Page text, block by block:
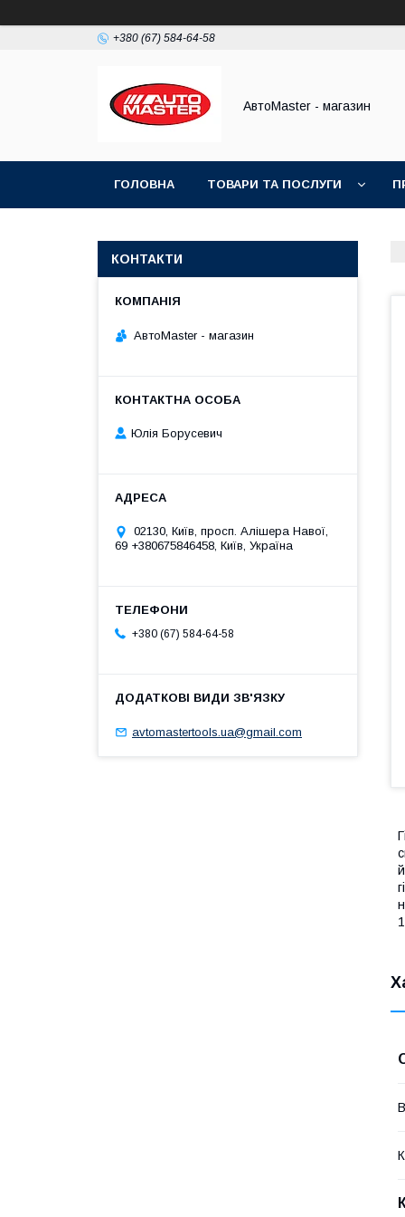
+380 (67) 584-64-58
АвтоMaster - магазин
ГОЛОВНА ТОВАРИ ТА ПОСЛУГИ
КОНТАКТИ
АвтоMaster - магазин
Юлія Борусевич
02130, Київ, просп. Алішера Навої,
69 +380675846458, Київ, Україна
+380 (67) 584-64-58
avtomastertools.ua@gmail.com